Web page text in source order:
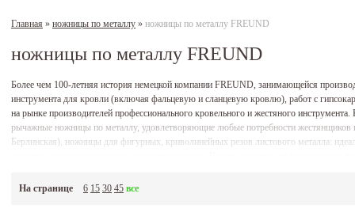
Главная » ножницы по металлу » ножницы по металлу FREUND
ножницы по металлу FREUND
Более чем 100-летняя история немецкой компании FREUND, занимающейся
инструмента для кровли (включая фальцевую и сланцевую кровлю), работ с
на рынке производителей профессионального кровельного и жестяного
рычажные ножницы по металлу, удовлетворяющие любые потребности
Берлинская), ножницы для фигурных, криволинейных резов листового металла:
На странице
6 15 30 45 все